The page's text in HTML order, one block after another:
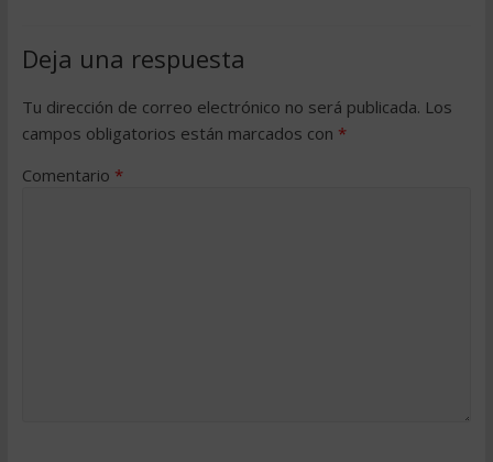
Deja una respuesta
Tu dirección de correo electrónico no será publicada. Los
campos obligatorios están marcados con *
Comentario *